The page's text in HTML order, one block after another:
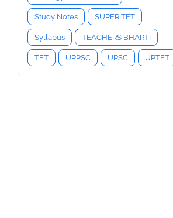
Study Notes SUPER TET
Syllabus TEACHERS BHARTI
TET UPPSC UPSC UPTET